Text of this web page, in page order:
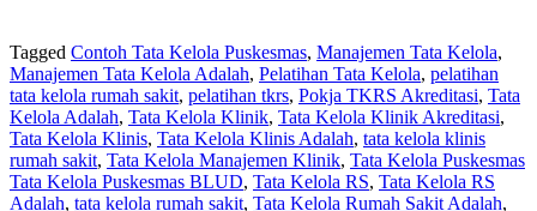
Tagged Contoh Tata Kelola Puskesmas, Manajemen Tata Kelola,
Manajemen Tata Kelola Adalah, Pelatihan Tata Kelola, pelatihan
tata kelola rumah sakit, pelatihan tkrs, Pokja TKRS Akreditasi, Tata
Kelola Adalah, Tata Kelola Klinik, Tata Kelola Klinik Akreditasi,
Tata Kelola Klinis, Tata Kelola Klinis Adalah, tata kelola klinis
rumah sakit, Tata Kelola Manajemen Klinik, Tata Kelola Puskesmas
Tata Kelola Puskesmas BLUD, Tata Kelola RS, Tata Kelola RS
Adalah, tata kelola rumah sakit, Tata Kelola Rumah Sakit Adalah,